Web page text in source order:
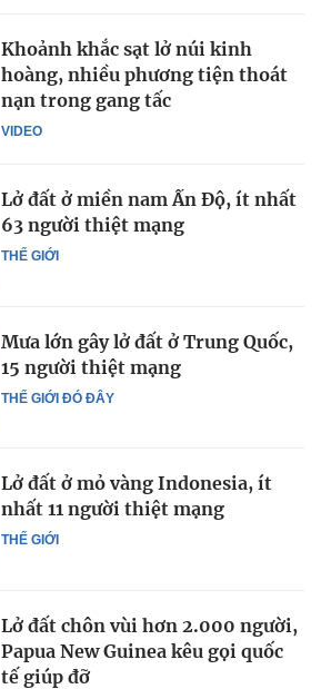
VIDEO
Khoảnh khắc sạt lở núi kinh
hoàng, nhiều phương tiện thoát
nạn trong gang tấc
THẾ GIỚI
Lở đất ở miền nam Ấn Độ, ít nhất
63 người thiệt mạng
THẾ GIỚI ĐÓ ĐÂY
Mưa lớn gây lở đất ở Trung Quốc,
15 người thiệt mạng
THẾ GIỚI
Lở đất ở mỏ vàng Indonesia, ít
nhất 11 người thiệt mạng
Lở đất chôn vùi hơn 2.000 người,
Papua New Guinea kêu gọi quốc
tế giúp đỡ